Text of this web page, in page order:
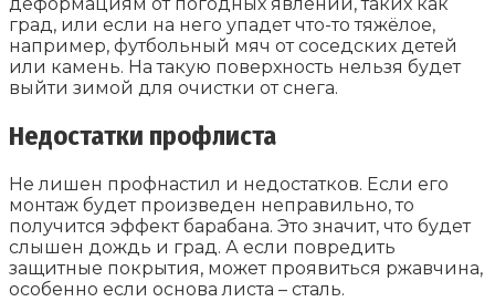
деформациям от погодных явлений, таких как
град, или если на него упадет что-то тяжёлое,
например, футбольный мяч от соседских детей
или камень. На такую поверхность нельзя будет
выйти зимой для очистки от снега.
Недостатки профлиста
Не лишен профнастил и недостатков. Если его
монтаж будет произведен неправильно, то
получится эффект барабана. Это значит, что будет
слышен дождь и град. А если повредить
защитные покрытия, может проявиться ржавчина,
особенно если основа листа – сталь.